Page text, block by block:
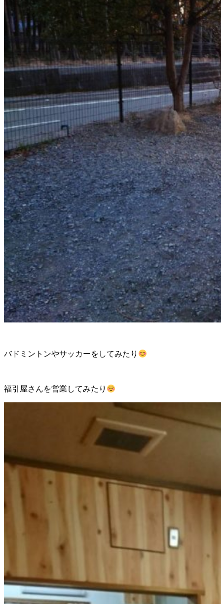
バドミントンやサッカーをしてみたり
福引屋さんを営業してみたり